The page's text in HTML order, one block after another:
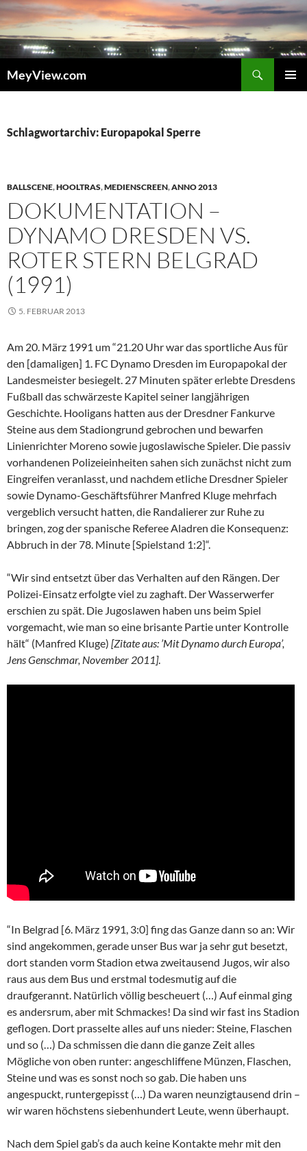
Zum
Inhalt
springen
MeyView.com
Schlagwortarchiv: Europapokal Sperre
BALLSCENE,HOOLTRAS,MEDIENSCREEN,ANNO 2013
DOKUMENTATION –
DYNAMO DRESDEN VS.
ROTER STERN BELGRAD
(1991)
5. FEBRUAR 2013
Am 20. März 1991 um “21.20 Uhr war das sportliche Aus für
den [damaligen] 1. FC Dynamo Dresden im Europapokal der
Landesmeister besiegelt. 27 Minuten später erlebte Dresdens
Fußball das schwärzeste Kapitel seiner langjährigen
Geschichte. Hooligans hatten aus der Dresdner Fankurve
Steine aus dem Stadiongrund gebrochen und bewarfen
Linienrichter Moreno sowie jugoslawische Spieler. Die passiv
vorhandenen Polizeieinheiten sahen sich zunächst nicht zum
Eingreifen veranlasst, und nachdem etliche Dresdner Spieler
sowie Dynamo-Geschäftsführer Manfred Kluge mehrfach
vergeblich versucht hatten, die Randalierer zur Ruhe zu
bringen, zog der spanische Referee Aladren die Konsequenz:
Abbruch in der 78. Minute [Spielstand 1:2]“.
“Wir sind entsetzt über das Verhalten auf den Rängen. Der
Polizei-Einsatz erfolgte viel zu zaghaft. Der Wasserwerfer
erschien zu spät. Die Jugoslawen haben uns beim Spiel
vorgemacht, wie man so eine brisante Partie unter Kontrolle
hält“ (Manfred Kluge) [Zitate aus: ’Mit Dynamo durch Europa’,
Jens Genschmar, November 2011].
“In Belgrad [6. März 1991, 3:0] fing das Ganze dann so an: Wir
sind angekommen, gerade unser Bus war ja sehr gut besetzt,
dort standen vorm Stadion etwa zweitausend Jugos, wir also
raus aus dem Bus und erstmal todesmutig auf die
draufgerannt. Natürlich völlig bescheuert (…) Auf einmal ging
es andersrum, aber mit Schmackes! Da sind wir fast ins Stadion
geflogen. Dort prasselte alles auf uns nieder: Steine, Flaschen
und so (…) Da schmissen die dann die ganze Zeit alles
Mögliche von oben runter: angeschliffene Münzen, Flaschen,
Steine und was es sonst noch so gab. Die haben uns
angespuckt, runtergepisst (…) Da waren neunzigtausend drin –
wir waren höchstens siebenhundert Leute, wenn überhaupt.
Nach dem Spiel gab’s da auch keine Kontakte mehr mit den